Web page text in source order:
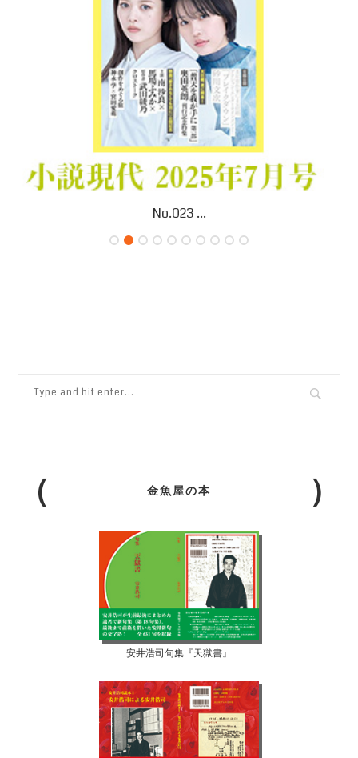
No.023 ...
金魚屋の本
安井浩司句集『天獄書』